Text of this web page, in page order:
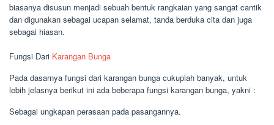
biasanya disusun menjadi sebuah bentuk rangkaian yang sangat cantik
dan digunakan sebagai ucapan selamat, tanda berduka cita dan juga
sebagai hiasan.
Fungsi Dari Karangan Bunga
Pada dasarnya fungsi dari karangan bunga cukuplah banyak, untuk
lebih jelasnya berikut ini ada beberapa fungsi karangan bunga, yakni :
Sebagai ungkapan perasaan pada pasangannya.